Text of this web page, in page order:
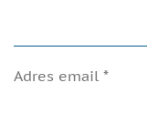
Adres email *